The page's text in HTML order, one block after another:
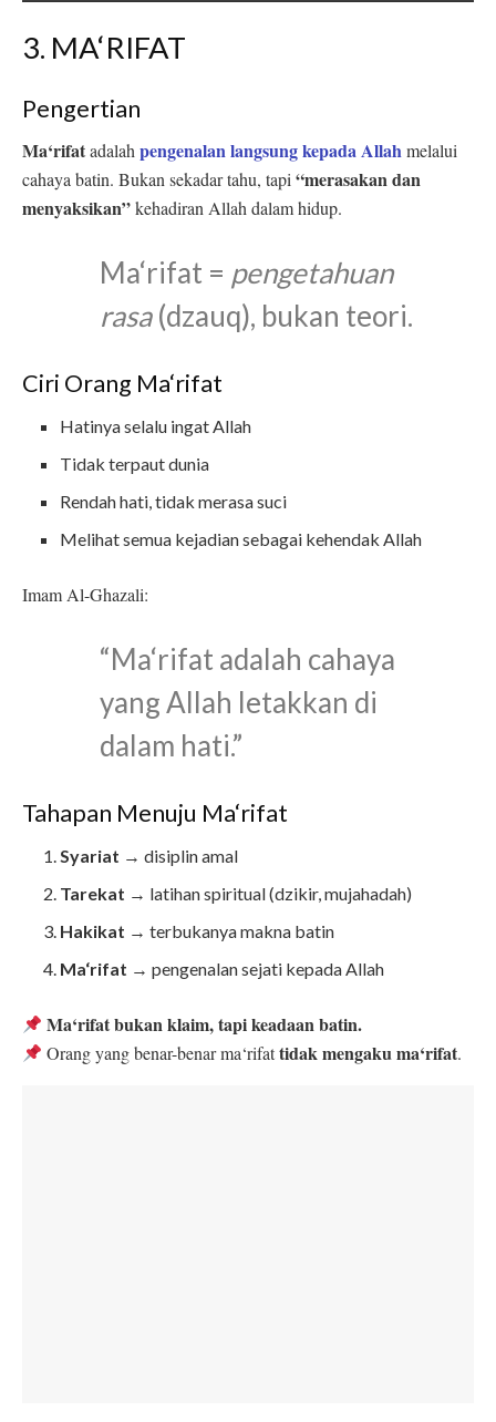
3. MA‘RIFAT
Pengertian
Ma‘rifatadalahpengenalan langsung kepada Allahmelalui
cahaya batin. Bukan sekadar tahu, tapi“merasakan dan
menyaksikan”kehadiran Allah dalam hidup.
Ma‘rifat = pengetahuan
rasa(dzauq), bukan teori.
Ciri Orang Ma‘rifat
Hatinya selalu ingat Allah
Tidak terpaut dunia
Rendah hati, tidak merasa suci
Melihat semua kejadian sebagai kehendak Allah
Imam Al-Ghazali:
“Ma‘rifat adalah cahaya
yang Allah letakkan di
dalam hati.”
Tahapan Menuju Ma‘rifat
Syariat → disiplin amal
Tarekat → latihan spiritual (dzikir, mujahadah)
Hakikat → terbukanya makna batin
Ma‘rifat → pengenalan sejati kepada Allah
Ma‘rifat bukan klaim, tapi keadaan batin.
Orang yang benar-benar ma‘rifattidak mengaku ma‘rifat.